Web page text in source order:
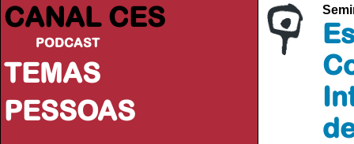
CANAL CES
PODCAST
TEMAS
PESSOAS